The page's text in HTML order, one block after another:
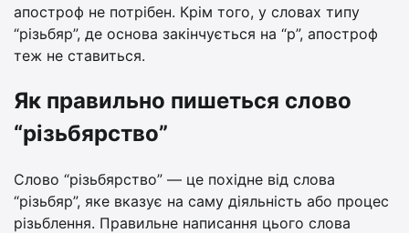
апостроф не потрібен. Крім того, у словах типу
“різьбяр”, де основа закінчується на “р”, апостроф
теж не ставиться.
Як правильно пишеться слово
“різьбярство”
Слово “різьбярство” — це похідне від слова
“різьбяр”, яке вказує на саму діяльність або процес
різьблення. Правильне написання цього слова